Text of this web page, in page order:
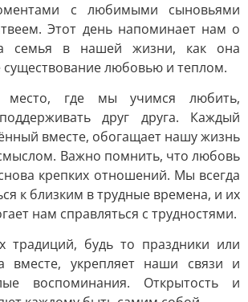
с любимыми сыновьями
Этот день напоминает нам о
семья в нашей жизни, как она
любовью и теплом.
где мы учимся любить,
друг друга. Каждый
вместе, обогащает нашу жизнь
Важно помнить, что любовь
крепких отношений. Мы всегда
к близким в трудные времена, и их
нам справляться с трудностями.
традиций, будь то праздники или
вместе, укрепляет наши связи и
воспоминания. Открытость и